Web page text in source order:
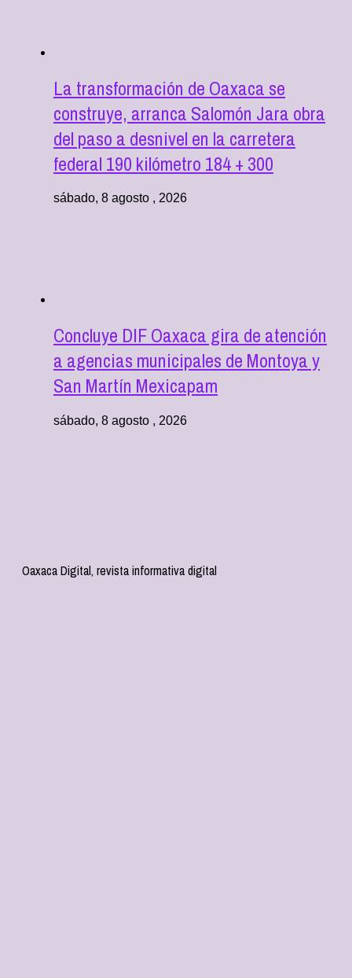
La transformación de Oaxaca se
construye, arranca Salomón Jara obra
del paso a desnivel en la carretera
federal 190 kilómetro 184 + 300
sábado, 8 agosto , 2026
Concluye DIF Oaxaca gira de atención
a agencias municipales de Montoya y
San Martín Mexicapam
sábado, 8 agosto , 2026
Oaxaca Digital, revista informativa digital